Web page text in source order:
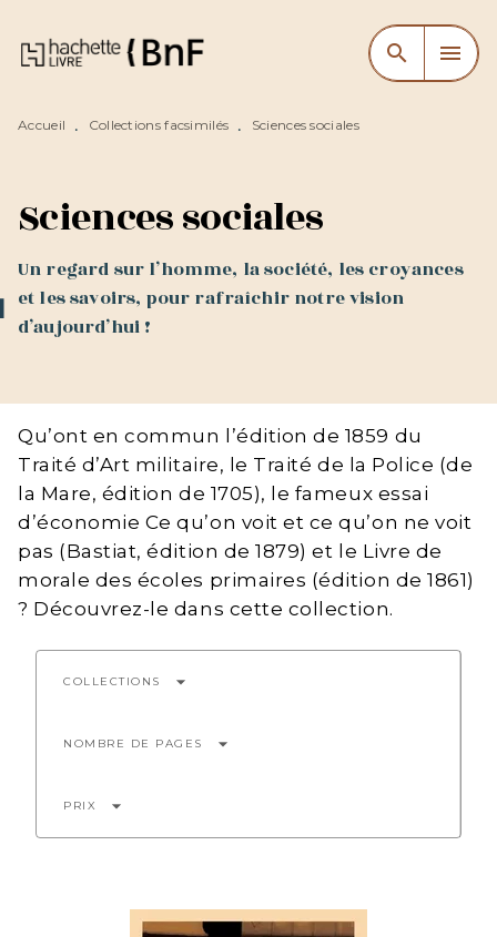
MENU RECHERCHE
CONTENU
search menu
Accueil • Collections facsimilés • Sciences sociales
Sciences sociales
Un regard sur l’homme, la société, les croyances
et les savoirs, pour rafraîchir notre vision
d’aujourd’hui !
Qu’ont en commun l’édition de 1859 du
Traité d’Art militaire, le Traité de la Police (de
la Mare, édition de 1705), le fameux essai
d’économie Ce qu’on voit et ce qu’on ne voit
pas (Bastiat, édition de 1879) et le Livre de
morale des écoles primaires (édition de 1861)
? Découvrez-le dans cette collection.
COLLECTIONS arrow_drop_down
NOMBRE DE PAGES arrow_drop_down
PRIX arrow_drop_down